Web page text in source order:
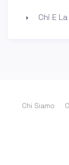
Chi E
Chi Siamo